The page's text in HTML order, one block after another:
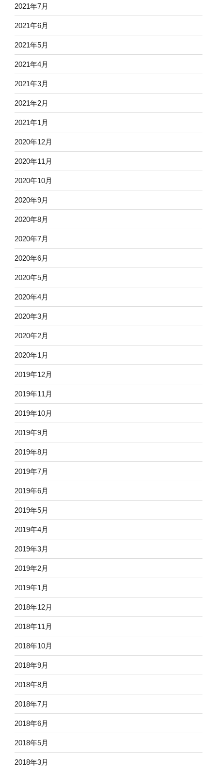
2021年7月
2021年6月
2021年5月
2021年4月
2021年3月
2021年2月
2021年1月
2020年12月
2020年11月
2020年10月
2020年9月
2020年8月
2020年7月
2020年6月
2020年5月
2020年4月
2020年3月
2020年2月
2020年1月
2019年12月
2019年11月
2019年10月
2019年9月
2019年8月
2019年7月
2019年6月
2019年5月
2019年4月
2019年3月
2019年2月
2019年1月
2018年12月
2018年11月
2018年10月
2018年9月
2018年8月
2018年7月
2018年6月
2018年5月
2018年3月